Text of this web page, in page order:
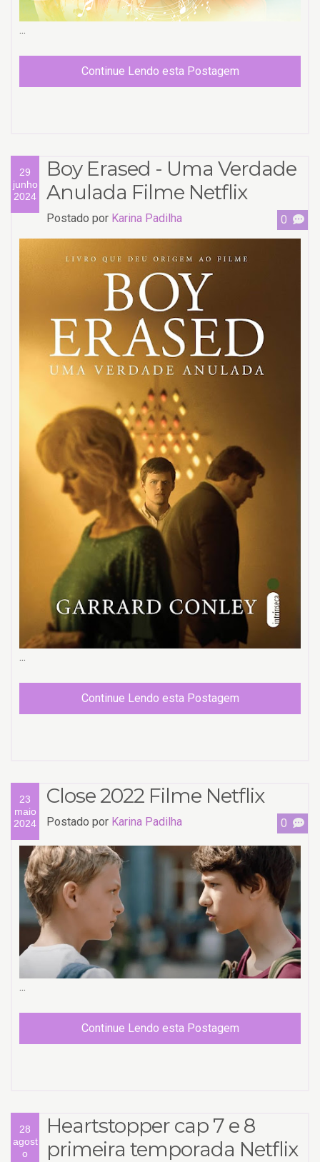
...
Continue Lendo esta Postagem
29
junho
2024
Boy Erased - Uma Verdade
Anulada Filme Netflix
Postado por Karina Padilha 0
...
Continue Lendo esta Postagem
23
maio
2024
Close 2022 Filme Netflix
Postado por Karina Padilha 0
Continue Lendo esta Postagem
28
agost
o
Heartstopper cap 7 e 8
primeira temporada Netflix